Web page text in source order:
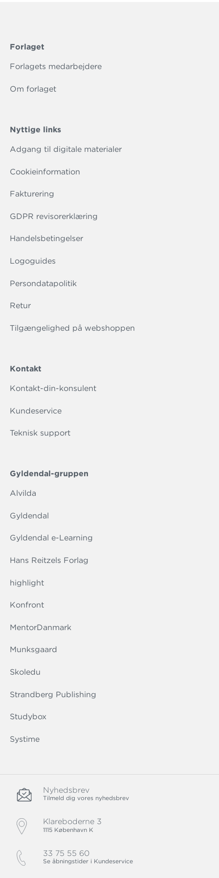
Forlaget
Forlagets medarbejdere
Om forlaget
Nyttige links
Adgang til digitale materialer
Cookieinformation
Fakturering
GDPR revisorerklæring
Handelsbetingelser
Logoguides
Persondatapolitik
Retur
Tilgængelighed på webshoppen
Kontakt
Kontakt-din-konsulent
Kundeservice
Teknisk support
Gyldendal-gruppen
Alvilda
Gyldendal
Gyldendal e-Learning
Hans Reitzels Forlag
highlight
Konfront
MentorDanmark
Munksgaard
Skoledu
Strandberg Publishing
Studybox
Systime
Nyhedsbrev
Tilmeld dig vores nyhedsbrev
Klareboderne 3
1115 København K
33 75 55 60
Se åbningstider i Kundeservice